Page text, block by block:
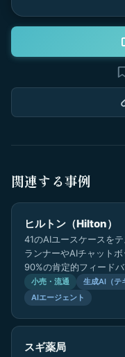
関連する事例
ヒルトン（Hilton）
41のAIユースケースを
ランナーやAIチャット
90%の肯定的フィード
小売・流通 生成AI（テ
AIエージェント
スギ薬局